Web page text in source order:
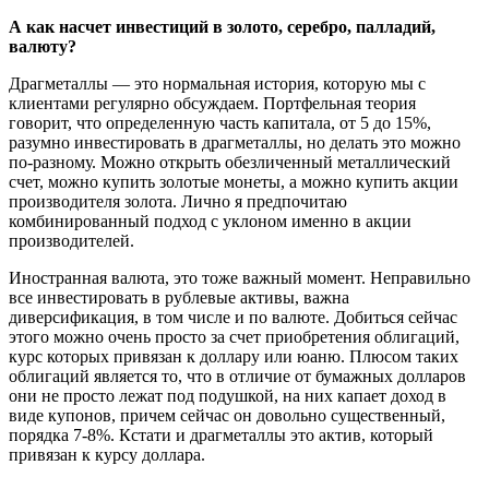
А как насчет инвестиций в золото, серебро, палладий,
валюту?
Драгметаллы — это нормальная история, которую мы с
клиентами регулярно обсуждаем. Портфельная теория
говорит, что определенную часть капитала, от 5 до 15%,
разумно инвестировать в драгметаллы, но делать это можно
по-разному. Можно открыть обезличенный металлический
счет, можно купить золотые монеты, а можно купить акции
производителя золота. Лично я предпочитаю
комбинированный подход с уклоном именно в акции
производителей.
Иностранная валюта, это тоже важный момент. Неправильно
все инвестировать в рублевые активы, важна
диверсификация, в том числе и по валюте. Добиться сейчас
этого можно очень просто за счет приобретения облигаций,
курс которых привязан к доллару или юаню. Плюсом таких
облигаций является то, что в отличие от бумажных долларов
они не просто лежат под подушкой, на них капает доход в
виде купонов, причем сейчас он довольно существенный,
порядка 7-8%. Кстати и драгметаллы это актив, который
привязан к курсу доллара.